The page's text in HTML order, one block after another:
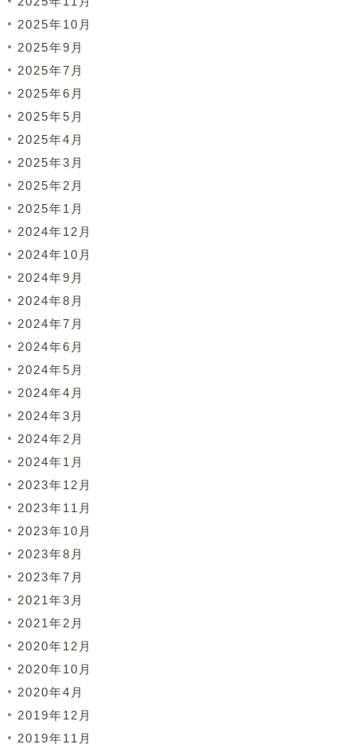
2025年10月
2025年9月
2025年7月
2025年6月
2025年5月
2025年4月
2025年3月
2025年2月
2025年1月
2024年12月
2024年10月
2024年9月
2024年8月
2024年7月
2024年6月
2024年5月
2024年4月
2024年3月
2024年2月
2024年1月
2023年12月
2023年11月
2023年10月
2023年8月
2023年7月
2021年3月
2021年2月
2020年12月
2020年10月
2020年4月
2019年12月
2019年11月